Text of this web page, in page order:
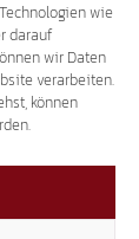
wie
darauf
wir Daten
verarbeiten.
können